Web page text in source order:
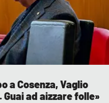
a Cosenza, Vaglio
ad aizzare folle»